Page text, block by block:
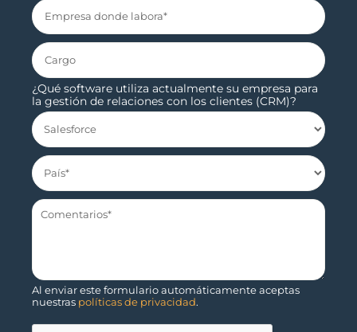
¿Qué software utiliza actualmente su empresa para
la gestión de relaciones con los clientes (CRM)?
Al enviar este formulario automáticamente aceptas
nuestras políticas de privacidad.